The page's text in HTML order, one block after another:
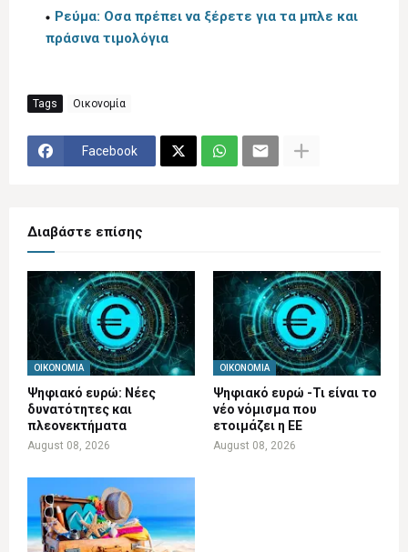
Ρεύμα: Οσα πρέπει να ξέρετε για τα μπλε και
πράσινα τιμολόγια
Tags Οικονομία
Facebook
Διαβάστε επίσης
ΟΙΚΟΝΟΜΊΑ
Ψηφιακό ευρώ: Νέες
δυνατότητες και
πλεονεκτήματα
August 08, 2026
ΟΙΚΟΝΟΜΊΑ
Ψηφιακό ευρώ -Τι είναι το
νέο νόμισμα που
ετοιμάζει η ΕΕ
August 08, 2026